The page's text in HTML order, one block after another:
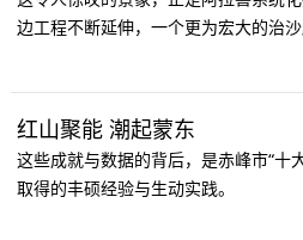
边工程不断延伸，一个更为宏大的治沙
红山聚能 潮起蒙东
这些成就与数据的背后，是赤峰市“十
取得的丰硕经验与生动实践。